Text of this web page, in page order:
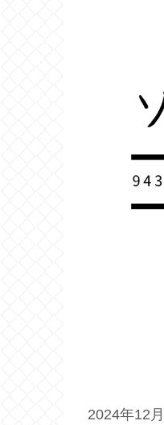
2024年12